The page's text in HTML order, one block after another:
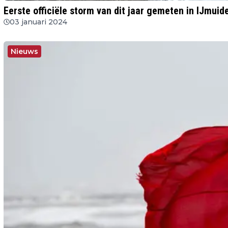
Eerste officiële storm van dit jaar gemeten in
03 januari 2024
Nieuws